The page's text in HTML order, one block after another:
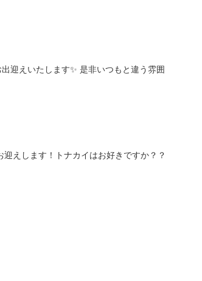
迎えいたします✨ 是非いつもと違う雰囲
えします！トナカイはお好きですか？？